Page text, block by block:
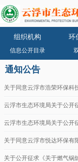
组织机构 环
信息公开目录
通知公告
关于同意云浮市浩荣环保科
关于同意云浮市悦达环保有